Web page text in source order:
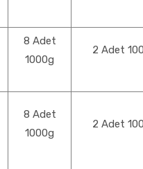
8 Adet
1000g
2 Adet
8 Adet
1000g
2 Adet